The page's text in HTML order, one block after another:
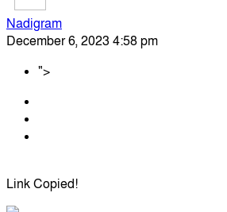
Nadigram
December 6, 2023 4:58 pm
">
Link Copied!